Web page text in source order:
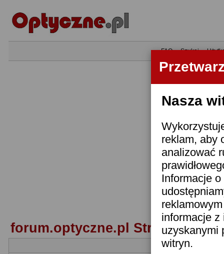
Nasza
reklam, aby
analizować
Informacje
informacje z
uzyskanymi
witryn.
•FAQ•Szukaj•
forum.optyczne.pl Strona